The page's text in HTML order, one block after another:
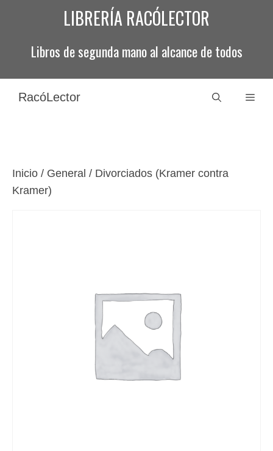
LIBRERÍA RACÓLECTOR
Libros de segunda mano al alcance de todos
RacóLector
Inicio / General / Divorciados (Kramer contra
Kramer)